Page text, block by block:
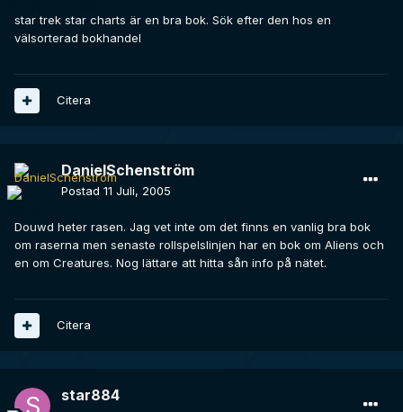
star trek star charts är en bra bok. Sök efter den hos en
välsorterad bokhandel
Citera
DanielSchenström
Postad 11 Juli, 2005
Douwd heter rasen. Jag vet inte om det finns en vanlig bra bok
om raserna men senaste rollspelslinjen har en bok om Aliens och
en om Creatures. Nog lättare att hitta sån info på nätet.
Citera
star884